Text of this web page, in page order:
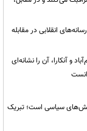
انقلابی در مقابله
و آنکارا، آن را نشانه‌ای
سیاسی است؛ تبریک